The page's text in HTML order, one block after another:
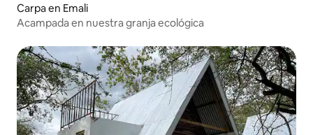
Carpa en Emali
Acampada en nuestra granja ecológica